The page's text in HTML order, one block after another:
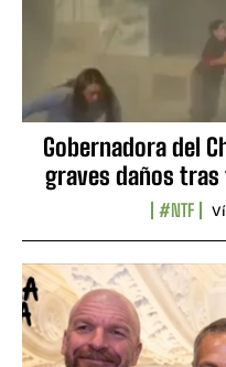
Gobernadora del
graves daños
#NTF